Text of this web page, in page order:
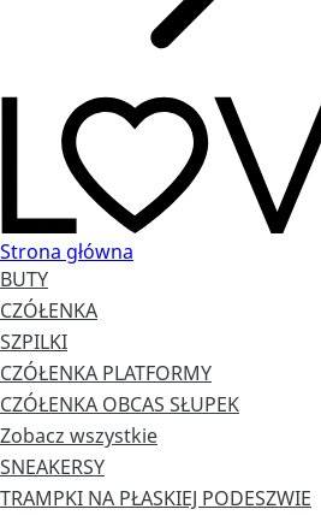
Strona główna
BUTY
CZÓŁENKA
SZPILKI
CZÓŁENKA PLATFORMY
CZÓŁENKA OBCAS SŁUPEK
Zobacz wszystkie
SNEAKERSY
TRAMPKI NA PŁASKIEJ PODESZWIE